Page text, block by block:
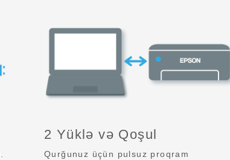
2 Yüklə və Qoşul
Qurğunuz üçün pulsuz proqram